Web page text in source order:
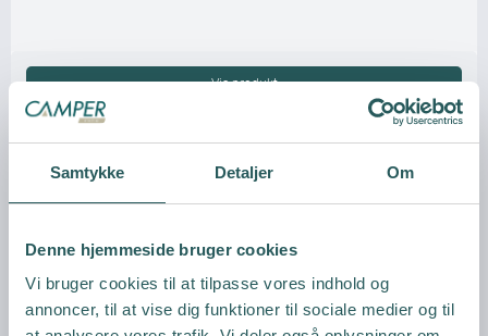
Samtykke Detaljer Om
Denne hjemmeside bruger cookies
Vi bruger cookies til at tilpasse vores indhold og
annoncer, til at vise dig funktioner til sociale medier og til
Vis produkt